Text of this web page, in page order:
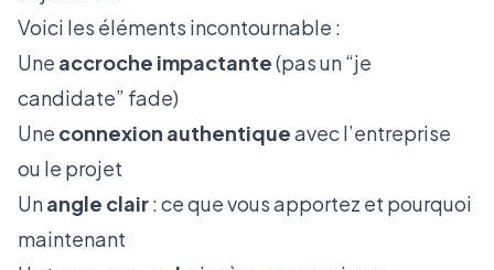
Voici les éléments incontournable :
Une accroche impactante(pas un “je
candidate” fade)
Une connexion authentiqueavec l’entreprise
ou le projet
Unangle clair: ce que vous apportez et pourquoi
maintenant